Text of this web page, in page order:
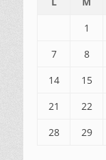
1
7
8
14
15
21
22
28
29